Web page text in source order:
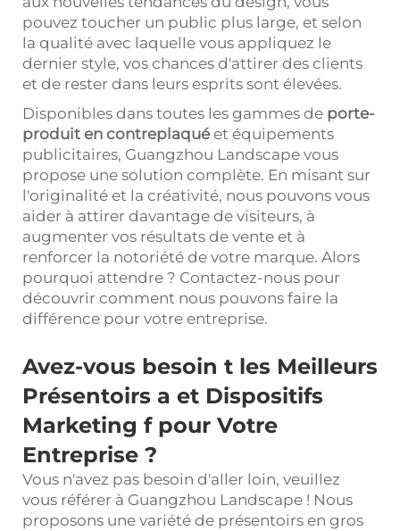
pouvez toucher un public plus large, et selon
la qualité avec laquelle vous appliquez le
dernier style, vos chances d'attirer des clients
et de rester dans leurs esprits sont élevées.
Disponibles dans toutes les gammes de porte-
produit en contreplaqué et équipements
publicitaires, Guangzhou Landscape vous
propose une solution complète. En misant sur
l'originalité et la créativité, nous pouvons vous
aider à attirer davantage de visiteurs, à
augmenter vos résultats de vente et à
renforcer la notoriété de votre marque. Alors
pourquoi attendre ? Contactez-nous pour
découvrir comment nous pouvons faire la
différence pour votre entreprise.
Avez-vous besoin t les Meilleurs
Présentoirs a et Dispositifs
Marketing f pour Votre
Entreprise ?
Vous n'avez pas besoin d'aller loin, veuillez
vous référer à Guangzhou Landscape ! Nous
proposons une variété de présentoirs en gros